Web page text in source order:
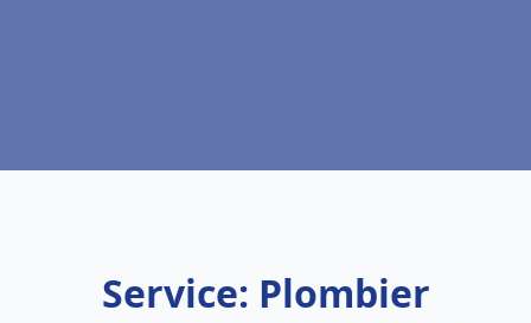
Service: Plombier